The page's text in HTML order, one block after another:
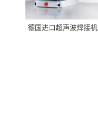
德国进口超声波焊接机